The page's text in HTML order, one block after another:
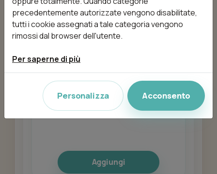
da 25,00 €
03 - Colore
da 36,00 € 60min
Aggiungi
precedentemente autorizzate vengono disabilitate,
tutti i cookie assegnati a tale categoria vengono
rimossi dal browser dell'utente.
Per saperne di più
Personalizza Acconsento